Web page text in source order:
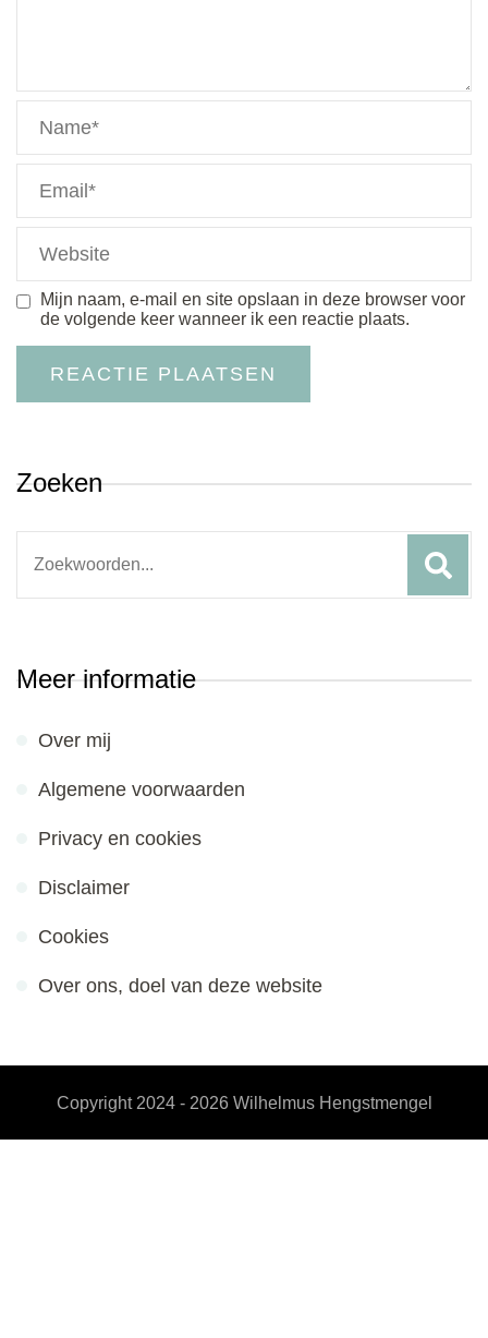
Mijn naam, e-mail en site opslaan in deze browser voor
de volgende keer wanneer ik een reactie plaats.
Zoeken
Meer informatie
Over mij
Algemene voorwaarden
Privacy en cookies
Disclaimer
Cookies
Over ons, doel van deze website
Copyright 2024 - 2026 Wilhelmus Hengstmengel